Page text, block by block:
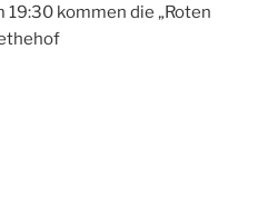
kommen die „Roten